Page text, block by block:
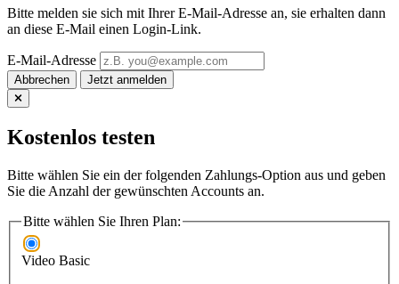
Bitte melden sie sich mit Ihrer E-Mail-Adresse an, sie erhalten dann
an diese E-Mail einen Login-Link.
E-Mail-Adresse
Abbrechen
Kostenlos testen
Bitte wählen Sie ein der folgenden Zahlungs-Option aus und geben
Sie die Anzahl der gewünschten Accounts an.
Bitte wählen Sie Ihren Plan:
Video Basic